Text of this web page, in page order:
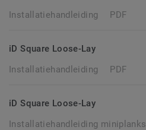
Installatiehandleiding
PDF
iD Square Loose-Lay
Installatiehandleiding
PDF
iD Square Loose-Lay
Installatiehandleiding miniplanks